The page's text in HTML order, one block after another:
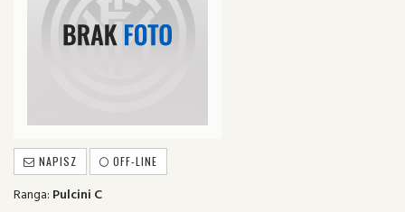
NAPISZ OFF-LINE
Ranga: Pulcini C